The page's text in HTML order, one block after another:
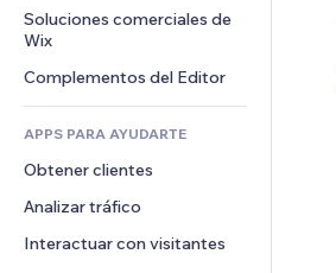
Crowdfunding
Alimentos y bebidas
Noticias
Servicios de contenido
Efectos de texto
Banners e insignias
Calculadoras
Buscar
Teléfono
Comunidad
Reseñas y testimonios
Soluciones comerciales de
Wix
Complementos del Editor
APPS PARA AYUDARTE
Obtener clientes
Analizar tráfico
Interactuar con visitantes